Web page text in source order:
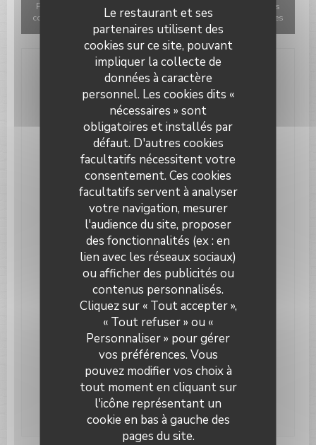
Le restaurant et ses
partenaires utilisent des
cookies sur ce site, pouvant
impliquer la collecte de
données à caractère
personnel. Les cookies dits «
nécessaires » sont
obligatoires et installés par
défaut. D'autres cookies
facultatifs nécessitent votre
consentement. Ces cookies
facultatifs servent à analyser
votre navigation, mesurer
l'audience du site, proposer
des fonctionnalités (ex : en
lien avec les réseaux sociaux)
ou afficher des publicités ou
contenus personnalisés.
Cliquez sur « Tout accepter »,
« Tout refuser » ou «
Personnaliser » pour gérer
vos préférences. Vous
pouvez modifier vos choix à
tout moment en cliquant sur
l'icône représentant un
cookie en bas à gauche des
pages du site.
Pour afficher la carte interactive Waze, vous devez accepter les
cookies Waze Map (Google). Ces cookies peuvent collecter des
données de navigation et de localisation.
Infos pratiques
Cuisine
Cuisine Traditionnelle, Fait maison
Type de restaurant
Restaurant Bar
Services
Terrasse couverte, Terrasse chauffée,
Climatisation, Accès aux personnes à mobilité
réduite, Terrasse, Wifi
Moyens de paiement
Paiement Sans Contact, Eurocard/Mastercard,
Titres restaurant, Visa, Chèques Vacances,
American Express
Horaires
Le Paris Plage